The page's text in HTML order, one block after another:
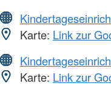
Karte: Link zur
Karte: Link zur